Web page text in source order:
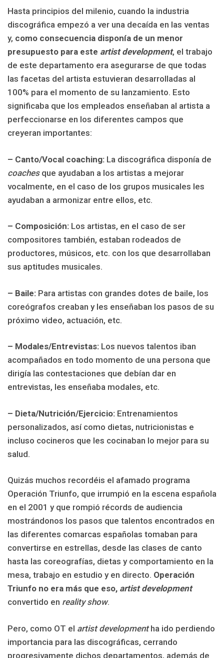
Hasta principios del milenio, cuando la industria
discográfica empezó a ver una decaída en las ventas
y, como consecuencia disponía de un menor
presupuesto para este artist development, el trabajo
de este departamento era asegurarse de que todas
las facetas del artista estuvieran desarrolladas al
100% para el momento de su lanzamiento. Esto
significaba que los empleados enseñaban al artista a
perfeccionarse en los diferentes campos que
creyeran importantes:
– Canto/Vocal coaching: La discográfica disponía de
coachesque ayudaban a los artistas a mejorar
vocalmente, en el caso de los grupos musicales les
ayudaban a armonizar entre ellos, etc.
– Composición: Los artistas, en el caso de ser
compositores también, estaban rodeados de
productores, músicos, etc. con los que desarrollaban
sus aptitudes musicales.
– Baile: Para artistas con grandes dotes de baile, los
coreógrafos creaban y les enseñaban los pasos de su
próximo video, actuación, etc.
– Modales/Entrevistas: Los nuevos talentos iban
acompañados en todo momento de una persona que
dirigía las contestaciones que debían dar en
entrevistas, les enseñaba modales, etc.
– Dieta/Nutrición/Ejercicio: Entrenamientos
personalizados, así como dietas, nutricionistas e
incluso cocineros que les cocinaban lo mejor para su
salud.
Quizás muchos recordéis el afamado programa
Operación Triunfo, que irrumpió en la escena española
en el 2001 y que rompió récords de audiencia
mostrándonos los pasos que talentos encontrados en
las diferentes comarcas españolas tomaban para
convertirse en estrellas, desde las clases de canto
hasta las coreografías, dietas y comportamiento en la
mesa, trabajo en estudio y en directo. Operación
Triunfo no era más que eso, artist development
convertido en reality show.
Pero, como OT el artist developmentha ido perdiendo
importancia para las discográficas, cerrando
progresivamente dichos departamentos, además de